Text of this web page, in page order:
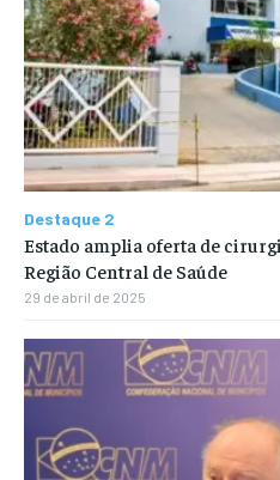
Destaque 2
Estado amplia oferta de
Região Central de Saúde
29 de abril de 2025